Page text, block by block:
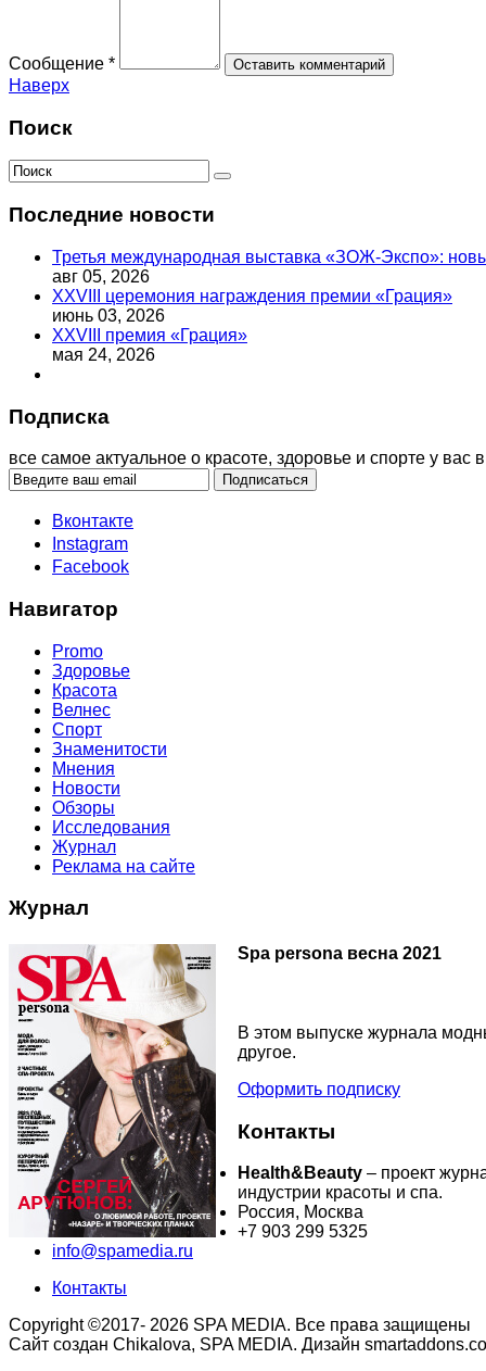
Сообщение *
Наверх
Поиск
Последние новости
Третья международная выставка «ЗОЖ-Экспо»:
авг 05, 2026
XXVIII церемония награждения премии «Грация»
июнь 03, 2026
XXVIII премия «Грация»
мая 24, 2026
Подписка
все самое актуальное о красоте, здоровье и спорте у вас
Вконтакте
Instagram
Facebook
Навигатор
Promo
Здоровье
Красота
Велнес
Спорт
Знаменитости
Мнения
Новости
Обзоры
Исследования
Журнал
Реклама на сайте
Журнал
Spa persona весна 2021
В этом выпуске журнала
другое.
Оформить подписку
Контакты
Health&Beauty – проект
индустрии красоты и спа.
Россия, Москва
+7 903 299 5325
info@spamedia.ru
Контакты
Copyright ©2017- 2026 SPA MEDIA. Все права защищены
Сайт создан Chikalova, SPA MEDIA. Дизайн